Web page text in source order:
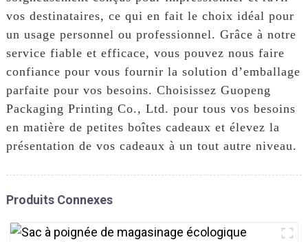
vos destinataires, ce qui en fait le choix idéal pour
un usage personnel ou professionnel. Grâce à notre
service fiable et efficace, vous pouvez nous faire
confiance pour vous fournir la solution d’emballage
parfaite pour vos besoins. Choisissez Guopeng
Packaging Printing Co., Ltd. pour tous vos besoins
en matière de petites boîtes cadeaux et élevez la
présentation de vos cadeaux à un tout autre niveau.
Produits Connexes